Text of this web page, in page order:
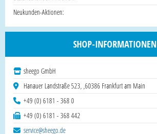
Neukunden-Aktionen:
SHOP-INFORMATIONEN
sheego GmbH
Hanauer Landstraße 523, ,60386 Frankfurt am Main
+49 (0) 6181 - 368 0
+49 (0) 6181 - 368 442
service@sheego.de